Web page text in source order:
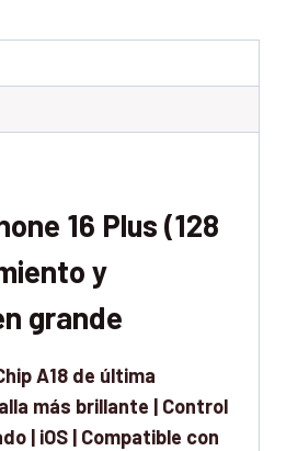
16 Plus (128
y
grande
A18 de última
más brillante | Control
| iOS | Compatible con